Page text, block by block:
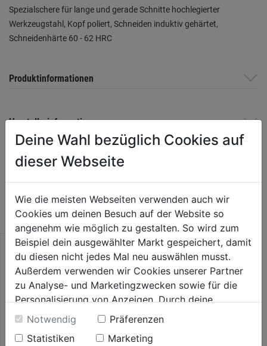
Spezialschere für lange und gerade Schnitte hochlegierter
Werkzeugstahl, Kopf poliert, Schneiden induktiv gehärtet,
Schneidenhärte 60 - 62 HRC
Produktinformationen
Herstellerinformationen
WEITERE PRODUKTE AUS DIESER
KATEGORIE
Deine Wahl bezüglich Cookies auf
dieser Webseite
Wie die meisten Webseiten verwenden auch wir
Cookies um deinen Besuch auf der Website so
angenehm wie möglich zu gestalten. So wird zum
Beispiel dein ausgewählter Markt gespeichert, damit
du diesen nicht jedes Mal neu auswählen musst.
Außerdem verwenden wir Cookies unserer Partner
zu Analyse- und Marketingzwecken sowie für die
Personalisierung von Anzeigen. Durch deine
Einwilligung werden die Daten von Drittanbieter,
unter anderem auch in den USA, verarbeitet.
Durch Klick auf "Alle Cookies erlauben" stimmst du
Notwendig
Präferenzen
Statistiken
Marketing